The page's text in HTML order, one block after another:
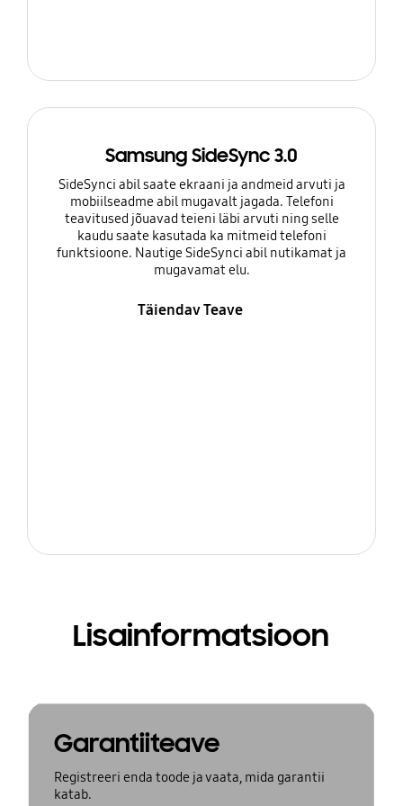
Samsung SideSync 3.0
SideSynci abil saate ekraani ja andmeid arvuti ja
mobiilseadme abil mugavalt jagada. Telefoni
teavitused jõuavad teieni läbi arvuti ning selle
kaudu saate kasutada ka mitmeid telefoni
funktsioone. Nautige SideSynci abil nutikamat ja
mugavamat elu.
Täiendav Teave
Lisainformatsioon
Garantiiteave
Registreeri enda toode ja vaata, mida garantii
katab.